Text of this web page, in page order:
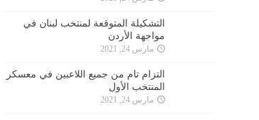
التشكيلة المتوقعة لمنتخب لبنان في
مواجهة الأردن
مارس 24, 2021
التزام تام من جميع اللاعبين في معسكر
المنتخب الأول
مارس 24, 2021